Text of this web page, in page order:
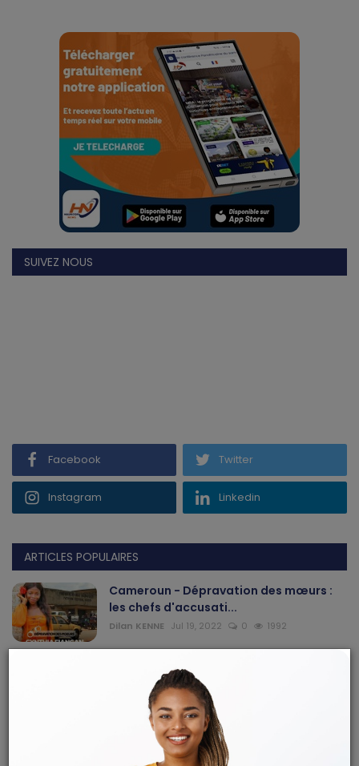
Francais
SUIVEZ NOUS
Facebook Twitter
Instagram Linkedin
ARTICLES POPULAIRES
Cameroun - Dépravation des mœurs :
les chefs d'accusati...
Dilan KENNE Jul 19, 2022 0 1992
Programme C2D au Cameroun, la
pérennisation des acquis ...
Mary DJIEGUE Mai 24, 2024
Douala au Cameroun : un pasteur